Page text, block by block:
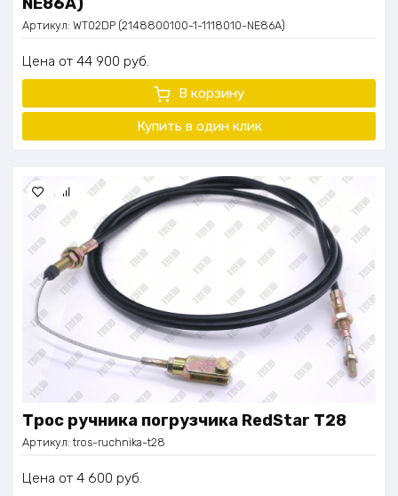
Артикул: WT02DP (2148800100-1-1118010-NE86A)
Цена 44 900 руб.
В корзину
Купить в один клик
Трос ручника погрузчика RedStar Т28
Артикул: tros-ruchnika-t28
Цена 4 600 руб.